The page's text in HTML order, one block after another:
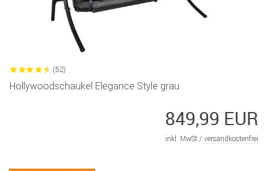
(52)
Hollywoodschaukel Elegance Style grau
849,99 EUR
inkl. MwSt / versandkostenfrei